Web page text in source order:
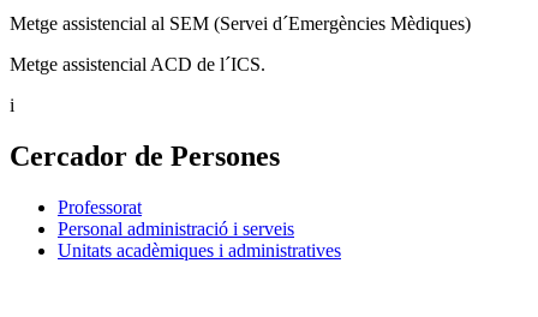
Metge assistencial al SEM (Servei d´Emergències Mèdiques)
Metge assistencial ACD de l´ICS.
i
Cercador de Persones
Professorat
Personal administració i serveis
Unitats acadèmiques i administratives